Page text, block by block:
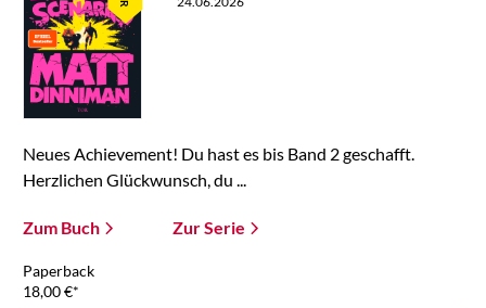
Neues Achievement! Du hast es bis Band 2 geschafft.
Herzlichen Glückwunsch, du ...
Zum Buch Zur Serie
Paperback
18,00€*